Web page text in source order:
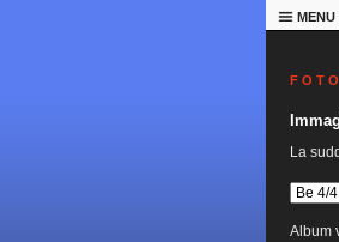
MENU
F O T
La
Album